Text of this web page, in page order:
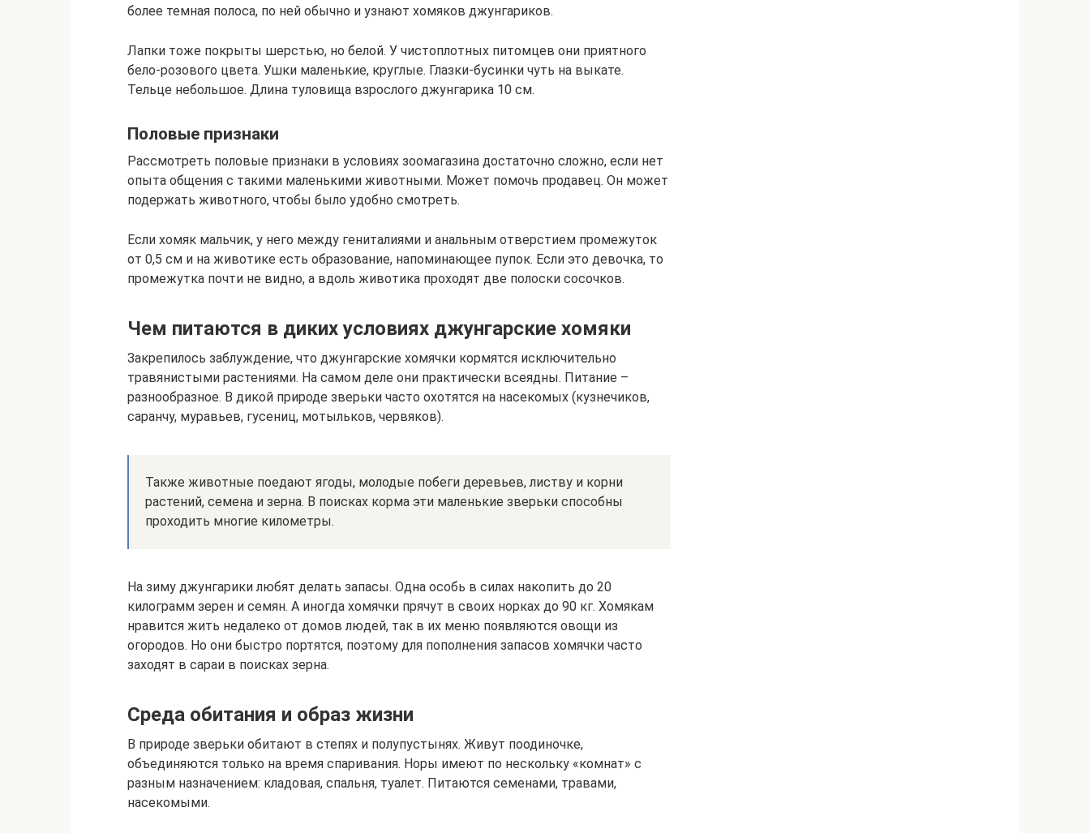
более темная полоса, по ней обычно и узнают хомяков джунгариков.
Лапки тоже покрыты шерстью, но белой. У чистоплотных питомцев они приятного
бело-розового цвета. Ушки маленькие, круглые. Глазки-бусинки чуть на выкате.
Тельце небольшое. Длина туловища взрослого джунгарика 10 см.
Половые признаки
Рассмотреть половые признаки в условиях зоомагазина достаточно сложно, если нет
опыта общения с такими маленькими животными. Может помочь продавец. Он может
подержать животного, чтобы было удобно смотреть.
Если хомяк мальчик, у него между гениталиями и анальным отверстием промежуток
от 0,5 см и на животике есть образование, напоминающее пупок. Если это девочка, то
промежутка почти не видно, а вдоль животика проходят две полоски сосочков.
Чем питаются в диких условиях джунгарские хомяки
Закрепилось заблуждение, что джунгарские хомячки кормятся исключительно
травянистыми растениями. На самом деле они практически всеядны. Питание –
разнообразное. В дикой природе зверьки часто охотятся на насекомых (кузнечиков,
саранчу, муравьев, гусениц, мотыльков, червяков).
Также животные поедают ягоды, молодые побеги деревьев, листву и корни
растений, семена и зерна. В поисках корма эти маленькие зверьки способны
проходить многие километры.
На зиму джунгарики любят делать запасы. Одна особь в силах накопить до 20
килограмм зерен и семян. А иногда хомячки прячут в своих норках до 90 кг. Хомякам
нравится жить недалеко от домов людей, так в их меню появляются овощи из
огородов. Но они быстро портятся, поэтому для пополнения запасов хомячки часто
заходят в сараи в поисках зерна.
Среда обитания и образ жизни
В природе зверьки обитают в степях и полупустынях. Живут поодиночке,
объединяются только на время спаривания. Норы имеют по нескольку «комнат» с
разным назначением: кладовая, спальня, туалет. Питаются семенами, травами,
насекомыми.